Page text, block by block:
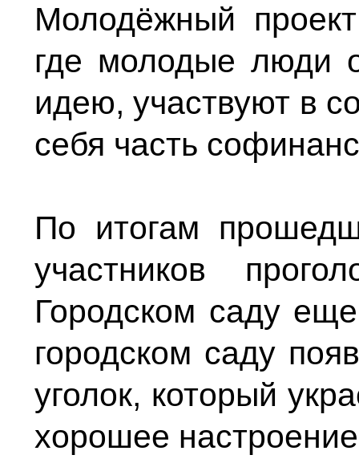
Молодёжный
где молодые люди
идею, участвуют в
себя часть
По итогам
участников
Городском саду
городском саду
уголок, который
хорошее настроение